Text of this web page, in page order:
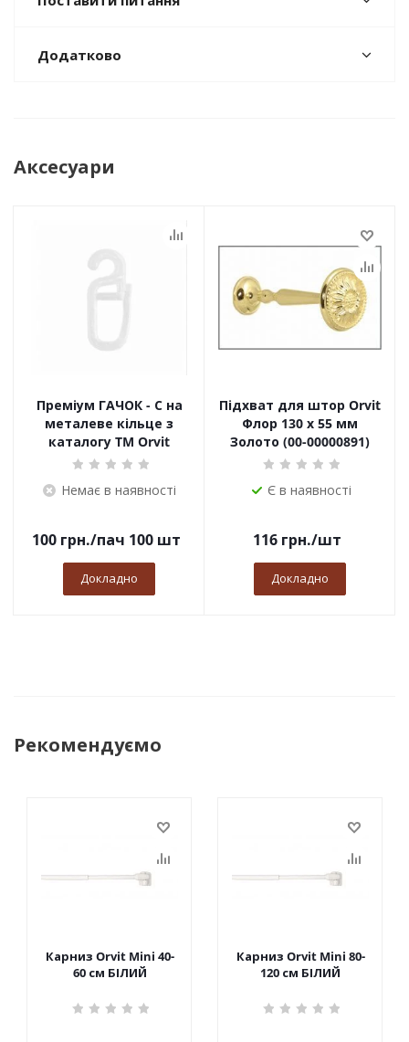
Додатково
Аксесуари
Преміум ГАЧОК - С на
металеве кільце з
каталогу TM Orvit
Немає в наявності
100грн./пач 100 шт
Докладно
Підхват для штор Orvit
Флор 130 х 55 мм
Золото (00-00000891)
Є в наявності
116грн./шт
Докладно
Рекомендуємо
Карниз Orvit Mini 40-
60 см БІЛИЙ
Карниз Orvit Mini 80-
120 см БІЛИЙ